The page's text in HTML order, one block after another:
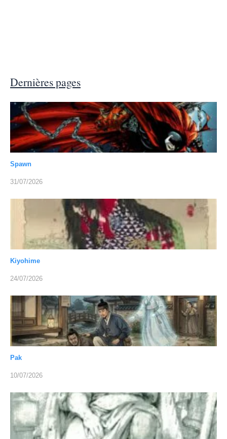
Dernières pages
Spawn
31/07/2026
Kiyohime
24/07/2026
Pak
10/07/2026